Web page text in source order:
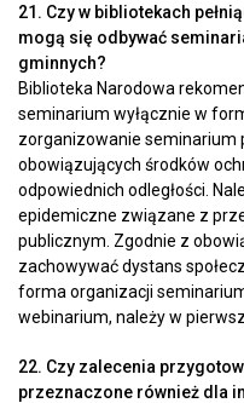
21. Czy w bibliotekach
mogą się odbywać
gminnych?
Biblioteka Narodowa
seminarium wyłącznie w
zorganizowanie seminarium
obowiązujących środków
odpowiednich odległości.
epidemiczne związane z
publicznym. Zgodnie z
zachowywać dystans
forma organizacji
webinarium, należy w
22. Czy zalecenia
przeznaczone również dla